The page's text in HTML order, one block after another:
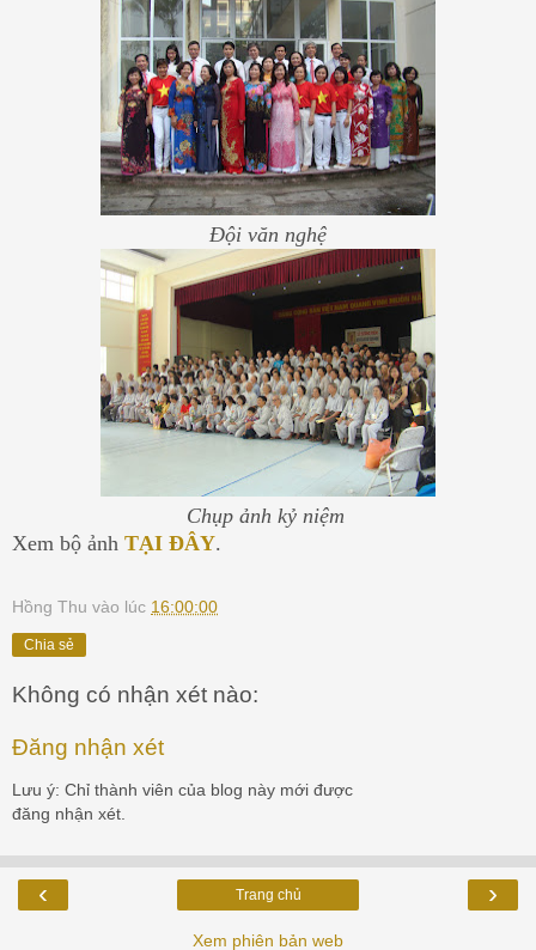
Đội văn nghệ
Chụp ảnh kỷ niệm
Xem bộ ảnh TẠI ĐÂY.
Hồng Thu vào lúc 16:00:00
Chia sẻ
Không có nhận xét nào:
Đăng nhận xét
Lưu ý: Chỉ thành viên của blog này mới được
đăng nhận xét.
‹ ›
Trang chủ
Xem phiên bản web